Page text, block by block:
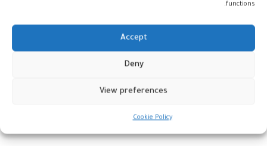
functions.
Accept
Deny
View preferences
Cookie Policy
نادين لبكي تحضر العرض الأول